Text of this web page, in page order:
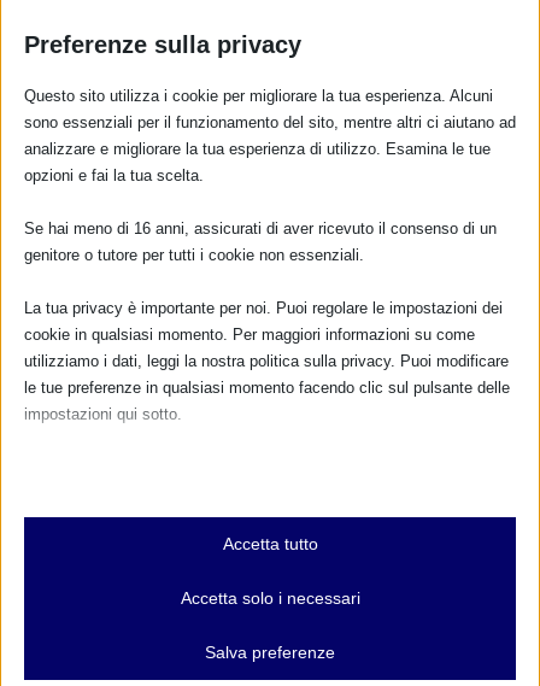
CALENDARIO EVENTI
Preferenze sulla privacy
Questo sito utilizza i cookie per migliorare la tua esperienza. Alcuni
sono essenziali per il funzionamento del sito, mentre altri ci aiutano ad
analizzare e migliorare la tua esperienza di utilizzo. Esamina le tue
opzioni e fai la tua scelta.
Se hai meno di 16 anni, assicurati di aver ricevuto il consenso di un
genitore o tutore per tutti i cookie non essenziali.
La tua privacy è importante per noi. Puoi regolare le impostazioni dei
cookie in qualsiasi momento. Per maggiori informazioni su come
utilizziamo i dati, leggi la nostra politica sulla privacy. Puoi modificare
le tue preferenze in qualsiasi momento facendo clic sul pulsante delle
impostazioni qui sotto.
Essenziali
I cookie e i servizi essenziali abilitano le funzioni di base e sono
e servizi non richiedono il consenso dell'utente secondo il GDPR.
Analitici
Accetta tutto
Accetta solo i necessari
Salva preferenze